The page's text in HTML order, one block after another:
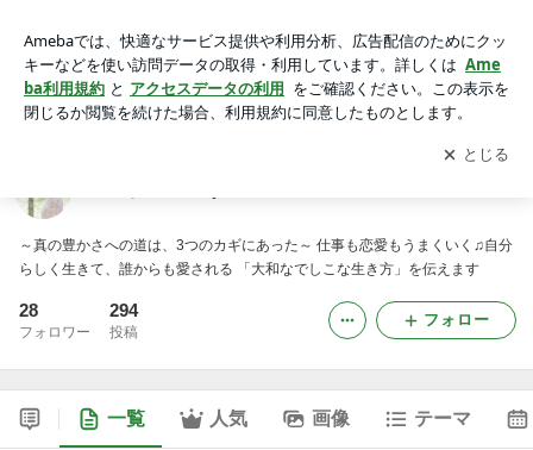
アプリをダウンロードして ブログの更新通知
を受け取りまし
ょう。
開く
～真の豊かさへの道は、3つのカギにあった～ 仕事も恋愛もうまくいく♫自分
らしく生きて、誰からも愛される 「大和なでしこな生き方」を伝えます
28
フォロワー
294
投稿
フォロー
一覧 人気 画像 テーマ